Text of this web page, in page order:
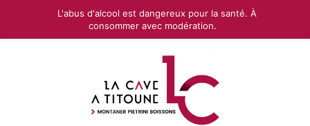
L'abus d'alcool est dangereux pour la santé. À
consommer avec modération.